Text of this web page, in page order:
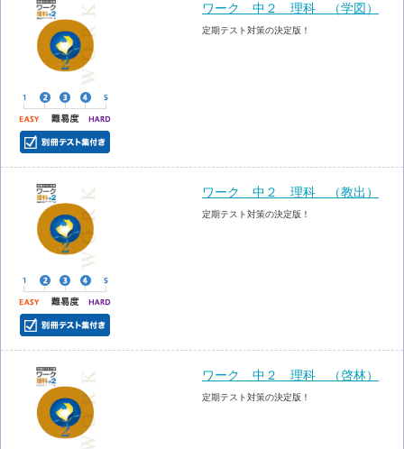
ワーク 中２ 理科 （学図）
定期テスト対策の決定版！
ワーク 中２ 理科 （教出）
定期テスト対策の決定版！
ワーク 中２ 理科 （啓林）
定期テスト対策の決定版！